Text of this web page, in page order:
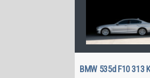
BMW 535d F10 313